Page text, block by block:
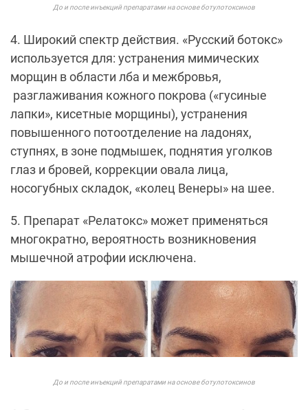
До и после инъекций препаратами на основе ботулотоксинов
4. Широкий спектр действия. «Русский ботокс»
используется для: устранения мимических
морщин в области лба и межбровья,
разглаживания кожного покрова («гусиные
лапки», кисетные морщины), устранения
повышенного потоотделение на ладонях,
ступнях, в зоне подмышек, поднятия уголков
глаз и бровей, коррекции овала лица,
носогубных складок, «колец Венеры» на шее.
5. Препарат «Релатокс» может применяться
многократно, вероятность возникновения
мышечной атрофии исключена.
До и после инъекций препаратами на основе ботулотоксинов